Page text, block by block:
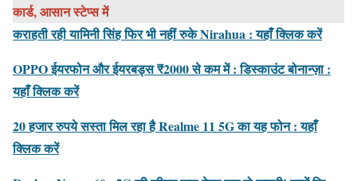
कार्ड, आसान स्टेप्स में
कराहती रही यामिनी सिंह फिर भी नहीं रुके Nirahua : यहाँ क्लिक करें
OPPO ईयरफोन और ईयरबड्स ₹2000 से कम में : डिस्काउंट बोनान्ज़ा :
यहाँ क्लिक करें
20 हजार रुपये सस्ता मिल रहा है Realme 11 5G का यह फोन : यहाँ
क्लिक करें